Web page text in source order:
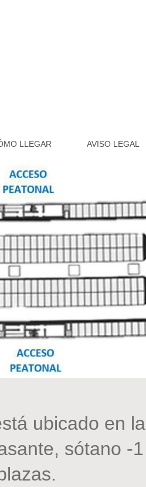
LLEGAR AVISO LEGAL
ubicado en la
sótano -1